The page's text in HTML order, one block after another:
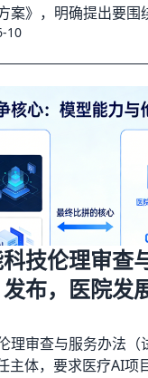
案》，明确提出要围
等关键环节，部署强
盖重点领域、经
10
科技伦理审查
发布，医院
理审查与服务办法
主体，要求医疗AI项